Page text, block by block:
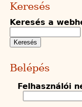
Keresés
Keresés a
Belépés
Felhasználói